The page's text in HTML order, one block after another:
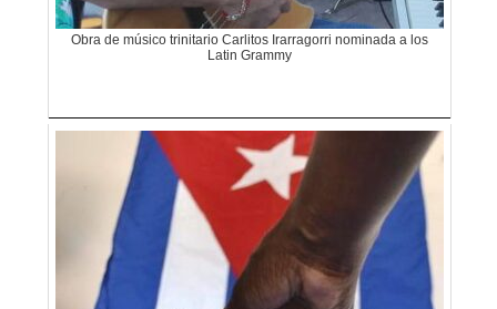
Obra de músico trinitario Carlitos Irarragorri nominada a los
Latin Grammy